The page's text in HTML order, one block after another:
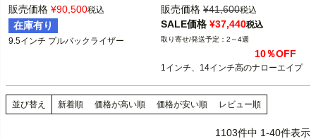
3OT：0602-1050
ライザー用アッパートリプルツリー装
着車
販売価格 ¥90,500税込
在庫有り
D型番：0601-0847
B型番：775239
ケーブルスロットル車
Burly Brand（バーリーブランド）
販売価格 ¥41,600税込
SALE価格 ¥37,440税込
2～4週
10％OFF
1インチ、14インチ高のナローエイプ
並び替え 新着順 価格が高い順 価格が安い順 レビュー順
1103件中 1-40件表示